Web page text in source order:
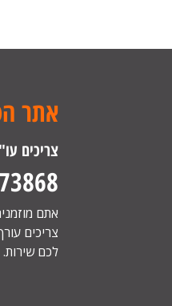
אתר
צריכים
אתם
צריכים
לכם שירות.